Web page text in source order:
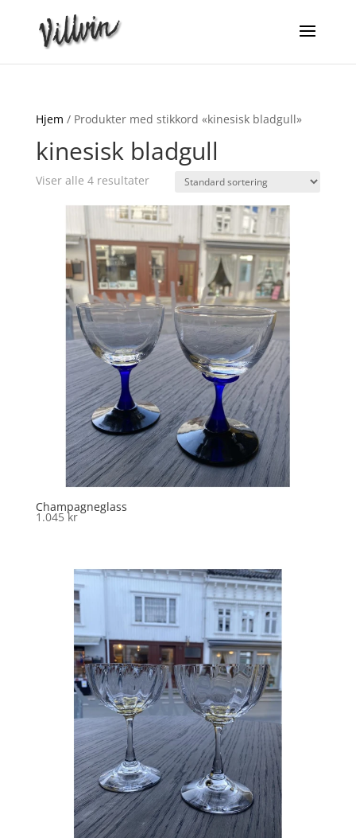
Hjem / Produkter med stikkord «kinesisk bladgull»
kinesisk bladgull
Viser alle 4 resultater
Champagneglass
1.045 kr